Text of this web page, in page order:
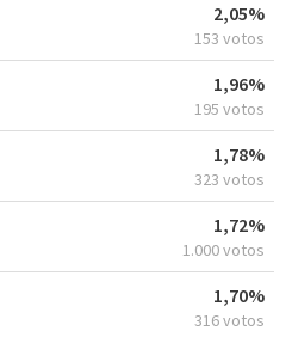
2,05%
153 votos
1,96%
195 votos
1,78%
323 votos
1,72%
1.000 votos
1,70%
316 votos